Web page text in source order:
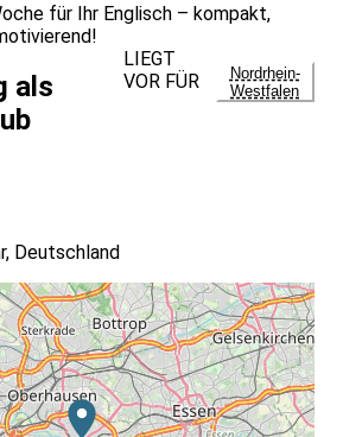
für Ihr Englisch – kompakt,
als
LIEGT
VOR FÜR
Nordrhein-
Westfalen
Deutschland